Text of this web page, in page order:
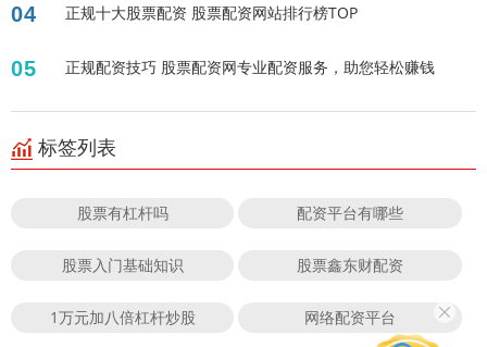
04 正规十大股票配资 股票配资网站排行榜TOP
05 正规配资技巧 股票配资网专业配资服务，助您轻松赚钱
标签列表
股票有杠杆吗 配资平台有哪些
股票入门基础知识 股票鑫东财配资
1万元加八倍杠杆炒股 网络配资平台